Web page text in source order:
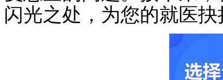
闪光之处，为您的就医